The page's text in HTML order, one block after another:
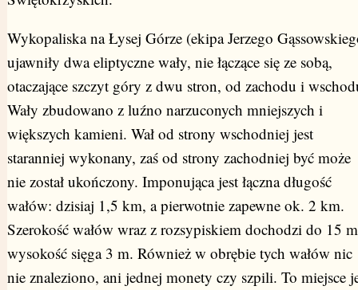
Wykopaliska na Łysej Górze (ekipa Jerzego
ujawniły dwa eliptyczne wały, nie łączące się ze sobą,
otaczające szczyt góry z dwu stron, od zachodu i
Wały zbudowano z luźno narzuconych mniejszych i
większych kamieni. Wał od strony wschodniej jest
staranniej wykonany, zaś od strony zachodniej być może
nie został ukończony. Imponująca jest łączna długość
wałów: dzisiaj 1,5 km, a pierwotnie zapewne ok. 2 km.
Szerokość wałów wraz z rozsypiskiem dochodzi do 15
wysokość sięga 3 m. Również w obrębie tych wałów nic
nie znaleziono, ani jednej monety czy szpili. To miejsce